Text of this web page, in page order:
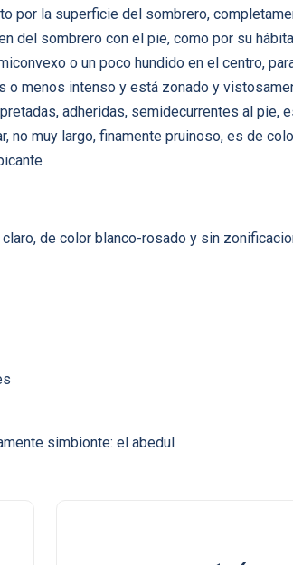
la superficie del sombrero,
del sombrero con el pie, como por su
o un poco hundido en el centro,
menos intenso y está zonado y
adheridas, semidecurrentes al pie,
muy largo, finamente pruinoso, es de
de color blanco-rosado y sin
simbionte: el abedul